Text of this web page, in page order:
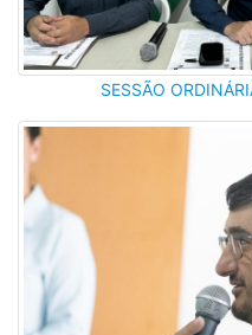
SESSÃO